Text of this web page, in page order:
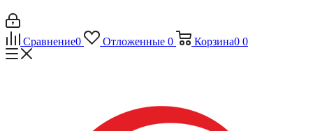
Сравнение0 Отложенные 0 Корзина0 0